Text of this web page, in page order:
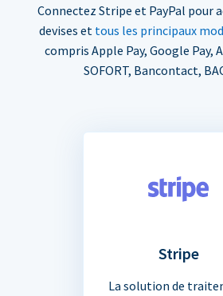
Connectez Stripe et PayPal pour
devises et tous les principaux
compris Apple Pay, Google Pay,
SOFORT, Bancontact,
Stripe
La solution de